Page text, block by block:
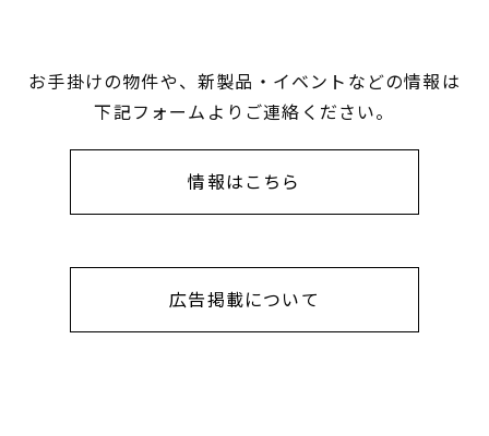
お手掛けの物件や、新製品・イベントなどの情報は
下記フォームよりご連絡ください。
情報はこちら
広告掲載について